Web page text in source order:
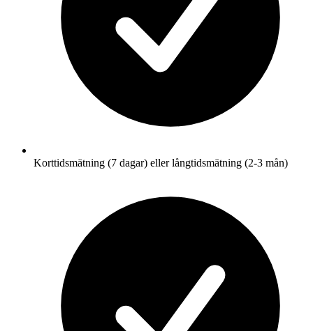
Korttidsmätning (7 dagar) eller långtidsmätning (2-3 mån)